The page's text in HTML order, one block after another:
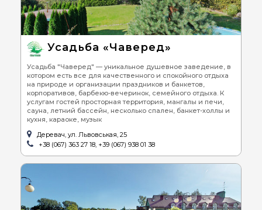
Усадьба «Чаверед»
Усадьба "Чаверед" — уникальное душевное заведение, в
котором есть все для качественного и спокойного отдыха
на природе и организации праздников и банкетов,
корпоративов, барбекю-вечеринок, семейного отдыха. К
услугам гостей просторная территория, мангалы и печи,
сауна, летний бассейн, несколько спален, банкет-холлы и
кухня, караоке, музык
Деревач, ул. Львовськая, 25
+38 (067) 363 27 18, +39 (067) 938 01 38